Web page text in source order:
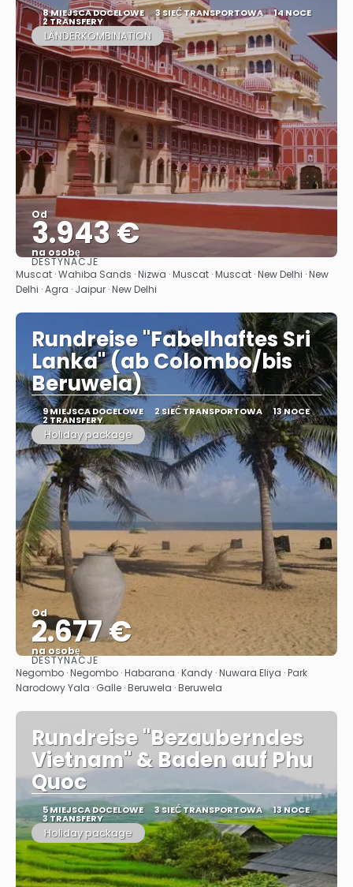
8 MIEJSCA DOCELOWE 3 SIEĆ TRANSPORTOWA 14 NOCE
2 TRANSFERY
LÄNDERKOMBINATION
Od
3.943 €
na osobę
Zobacz
DESTYNACJE
Muscat · Wahiba Sands · Nizwa · Muscat · Muscat · New Delhi · New
Delhi · Agra · Jaipur · New Delhi
Rundreise "Fabelhaftes Sri
Lanka" (ab Colombo/bis
Beruwela)
9 MIEJSCA DOCELOWE 2 SIEĆ TRANSPORTOWA 13 NOCE
2 TRANSFERY
Holiday package
Od
2.677 €
na osobę
Zobacz
DESTYNACJE
Negombo · Negombo · Habarana · Kandy · Nuwara Eliya · Park
Narodowy Yala · Galle · Beruwela · Beruwela
Rundreise "Bezauberndes
Vietnam" & Baden auf Phu
Quoc
5 MIEJSCA DOCELOWE 3 SIEĆ TRANSPORTOWA 13 NOCE
3 TRANSFERY
Holiday package